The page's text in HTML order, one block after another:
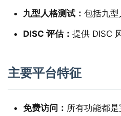
九型人格测试： 包括九
DISC 评估： 提供 DISC
主要平台特征
免费访问： 所有功能都